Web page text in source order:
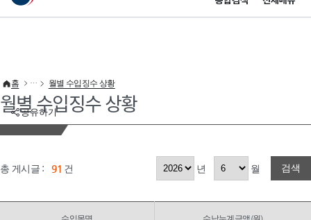
이 누리집은 대한민국 공식 전자정부 누리집입니다.
공유하기
홈 월별 수입징수 상황
월별 수입징수 상황
총 게시글 : 91 건 년 월 검색